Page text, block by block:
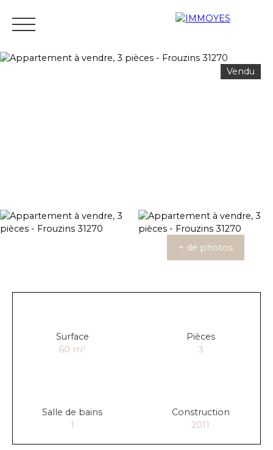
Vendu
+ de photos
Surface
60 m²
Pièces
3
Salle de bains
1
Construction
2011